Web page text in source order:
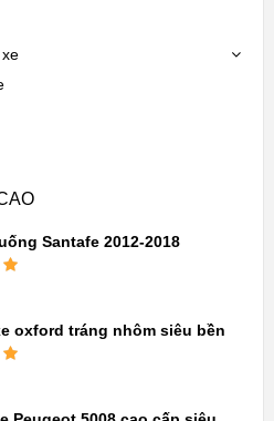
Santafe 2012-2018
oxford tráng nhôm siêu bền